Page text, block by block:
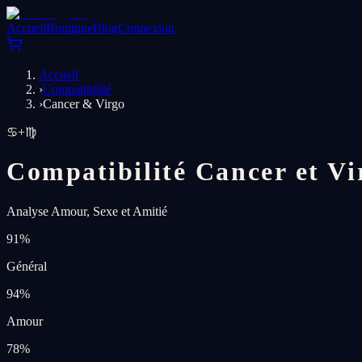
AccueilBoutiqueBlogConnexion
Accueil
›Compatibilité
›Cancer & Virgo
♋+♍
Compatibilité Cancer et
Analyse Amour, Sexe et Amitié
91%
Général
94%
Amour
78%